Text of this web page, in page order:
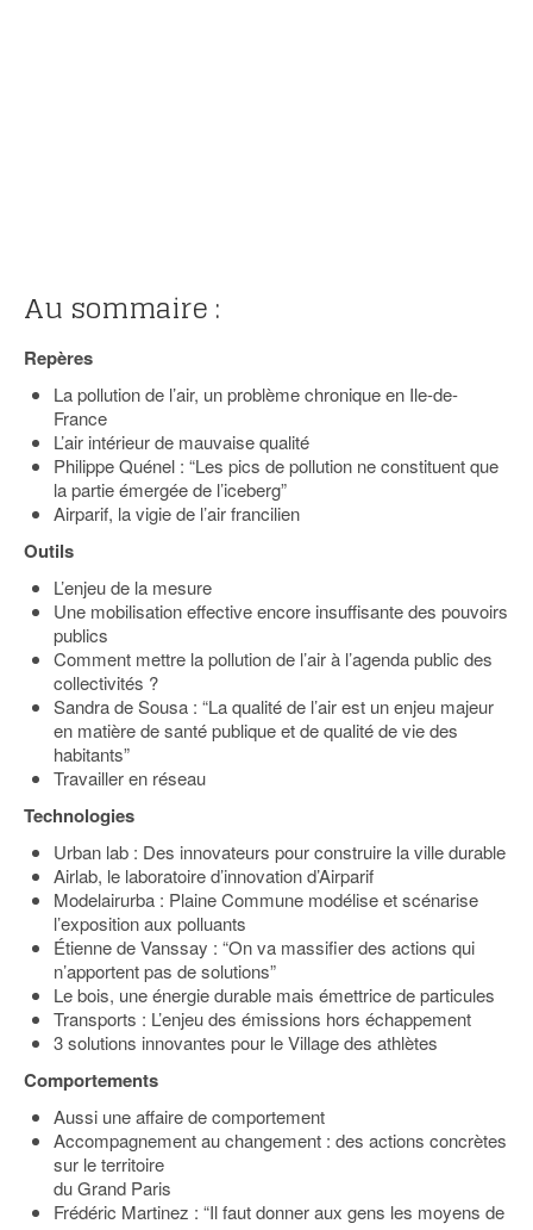
Au sommaire :
Repères
La pollution de l’air, un problème chronique en Ile-de-
France
L’air intérieur de mauvaise qualité
Philippe Quénel : “Les pics de pollution ne constituent que
la partie émergée de l’iceberg”
Airparif, la vigie de l’air francilien
Outils
L’enjeu de la mesure
Une mobilisation effective encore insuffisante des pouvoirs
publics
Comment mettre la pollution de l’air à l’agenda public des
collectivités ?
Sandra de Sousa : “La qualité de l’air est un enjeu majeur
en matière de santé publique et de qualité de vie des
habitants”
Travailler en réseau
Technologies
Urban lab : Des innovateurs pour construire la ville durable
Airlab, le laboratoire d’innovation d’Airparif
Modelairurba : Plaine Commune modélise et scénarise
l’exposition aux polluants
Étienne de Vanssay : “On va massifier des actions qui
n’apportent pas de solutions”
Le bois, une énergie durable mais émettrice de particules
Transports : L’enjeu des émissions hors échappement
3 solutions innovantes pour le Village des athlètes
Comportements
Aussi une affaire de comportement
Accompagnement au changement : des actions concrètes
sur le territoire
du Grand Paris
Frédéric Martinez : “Il faut donner aux gens les moyens de